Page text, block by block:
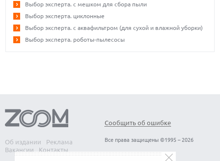
Выбор эксперта. с мешком для сбора пыли
Выбор эксперта. циклонные
Выбор эксперта. с аквафильтром (для сухой и влажной уборки)
Выбор эксперта. роботы-пылесосы
Об издании
Реклама
Вакансии
Контакты
Сообщить об ошибке
Все права защищены ©1995 – 2026